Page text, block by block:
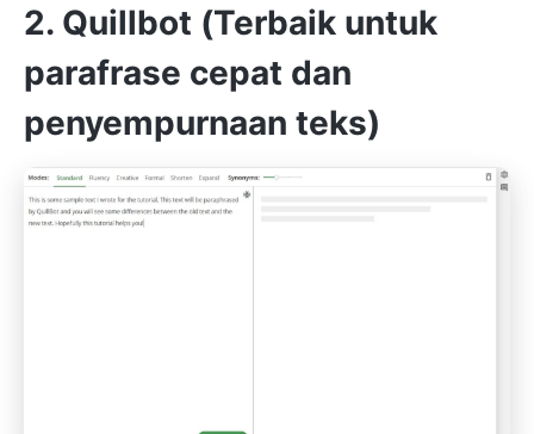
2. Quillbot (Terbaik untuk
parafrase cepat dan
penyempurnaan teks)